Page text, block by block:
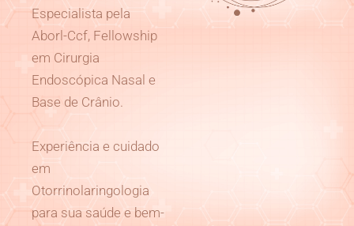
Especialista pela
Aborl-Ccf, Fellowship
em Cirurgia
Endoscópica Nasal e
Base de Crânio.
Experiência e cuidado
em
Otorrinolaringologia
para sua saúde e bem-